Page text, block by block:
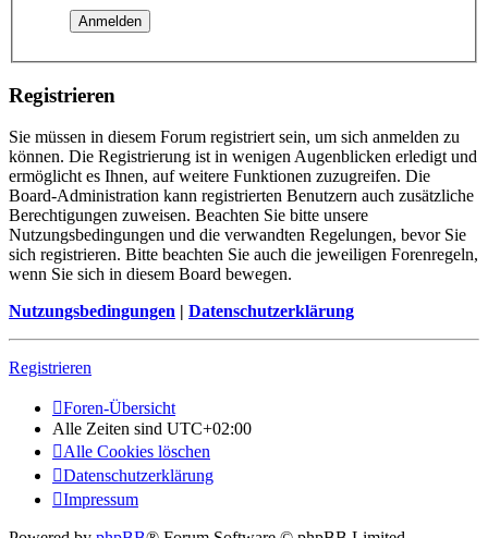
Registrieren
Sie müssen in diesem Forum registriert sein, um sich anmelden zu
können. Die Registrierung ist in wenigen Augenblicken erledigt und
ermöglicht es Ihnen, auf weitere Funktionen zuzugreifen. Die
Board-Administration kann registrierten Benutzern auch zusätzliche
Berechtigungen zuweisen. Beachten Sie bitte unsere
Nutzungsbedingungen und die verwandten Regelungen, bevor Sie
sich registrieren. Bitte beachten Sie auch die jeweiligen Forenregeln,
wenn Sie sich in diesem Board bewegen.
Nutzungsbedingungen | Datenschutzerklärung
Registrieren
Foren-Übersicht
Alle Zeiten sind UTC+02:00
Alle Cookies löschen
Datenschutzerklärung
Impressum